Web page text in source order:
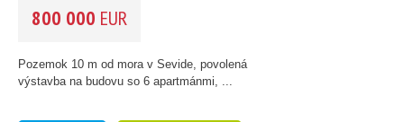
800 000 EUR
Pozemok 10 m od mora v Sevide, povolená
výstavba na budovu so 6 apartmánmi, ...